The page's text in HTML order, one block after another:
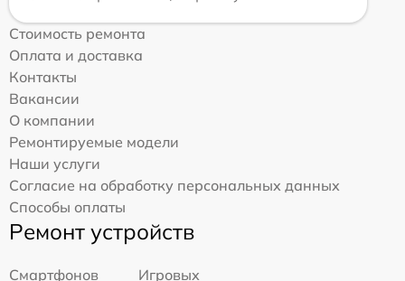
Стоимость ремонта
Оплата и доставка
Контакты
Вакансии
О компании
Ремонтируемые модели
Наши услуги
Согласие на обработку персональных данных
Способы оплаты
Ремонт устройств
Смартфонов
Игровых